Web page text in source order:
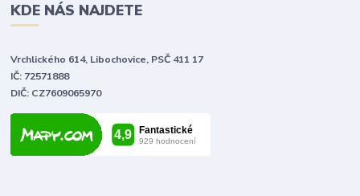
KDE NÁS NAJDETE
Vrchlického 614, Libochovice, PSČ 411 17
IČ: 72571888
DIČ: CZ7609065970